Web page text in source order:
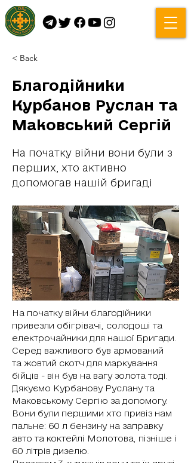
< Back
Благодійники
Курбанов Руслан та
Маковський Сергій
На початку війни вони були з
перших, хто активно
допомогав нашій бригаді
На початку війни благодійники
привезли обігрівачі, солодоші та
електрочайники для нашої Бригади.
Серед важливого був армований
та жовтий скотч для маркування
бійців - він був на вагу золота тоді.
Дякуємо Курбанову Руслану та
Маковському Сергію за допомогу.
Вони були першими хто привіз нам
пальне: 60 л бензину на заправку
авто та коктейлі Молотова, пізніше і
60 літрів дизелю.